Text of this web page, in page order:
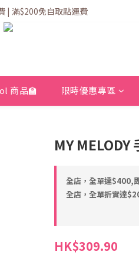
(星期六、日及公眾假期並非工作天)
| 滿$200免自取點運費
APP享有專屬會員禮遇
商品🏫 限時優惠專區
MY MELODY
全店，全單達$400,
全店，全單折實達
HK$309.90